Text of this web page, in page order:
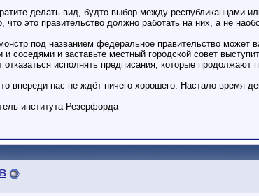
делать вид, будто выбор между республиканцами
это правительство должно работать на них, а не
под названием федеральное правительство
и соседями и заставьте местный городской совет
отказаться исполнять предписания, которые продолжают
впереди нас не ждёт ничего хорошего. Настало время
института Резерфорда